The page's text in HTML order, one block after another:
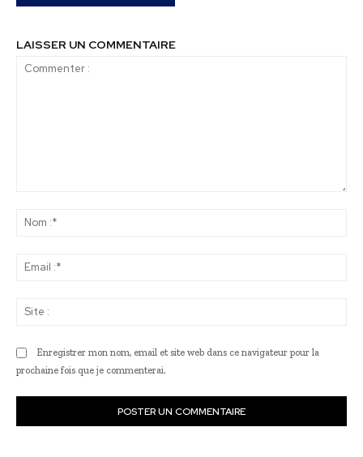
LAISSER UN COMMENTAIRE
Enregistrer mon nom, email et site web dans ce navigateur pour la
prochaine fois que je commenterai.